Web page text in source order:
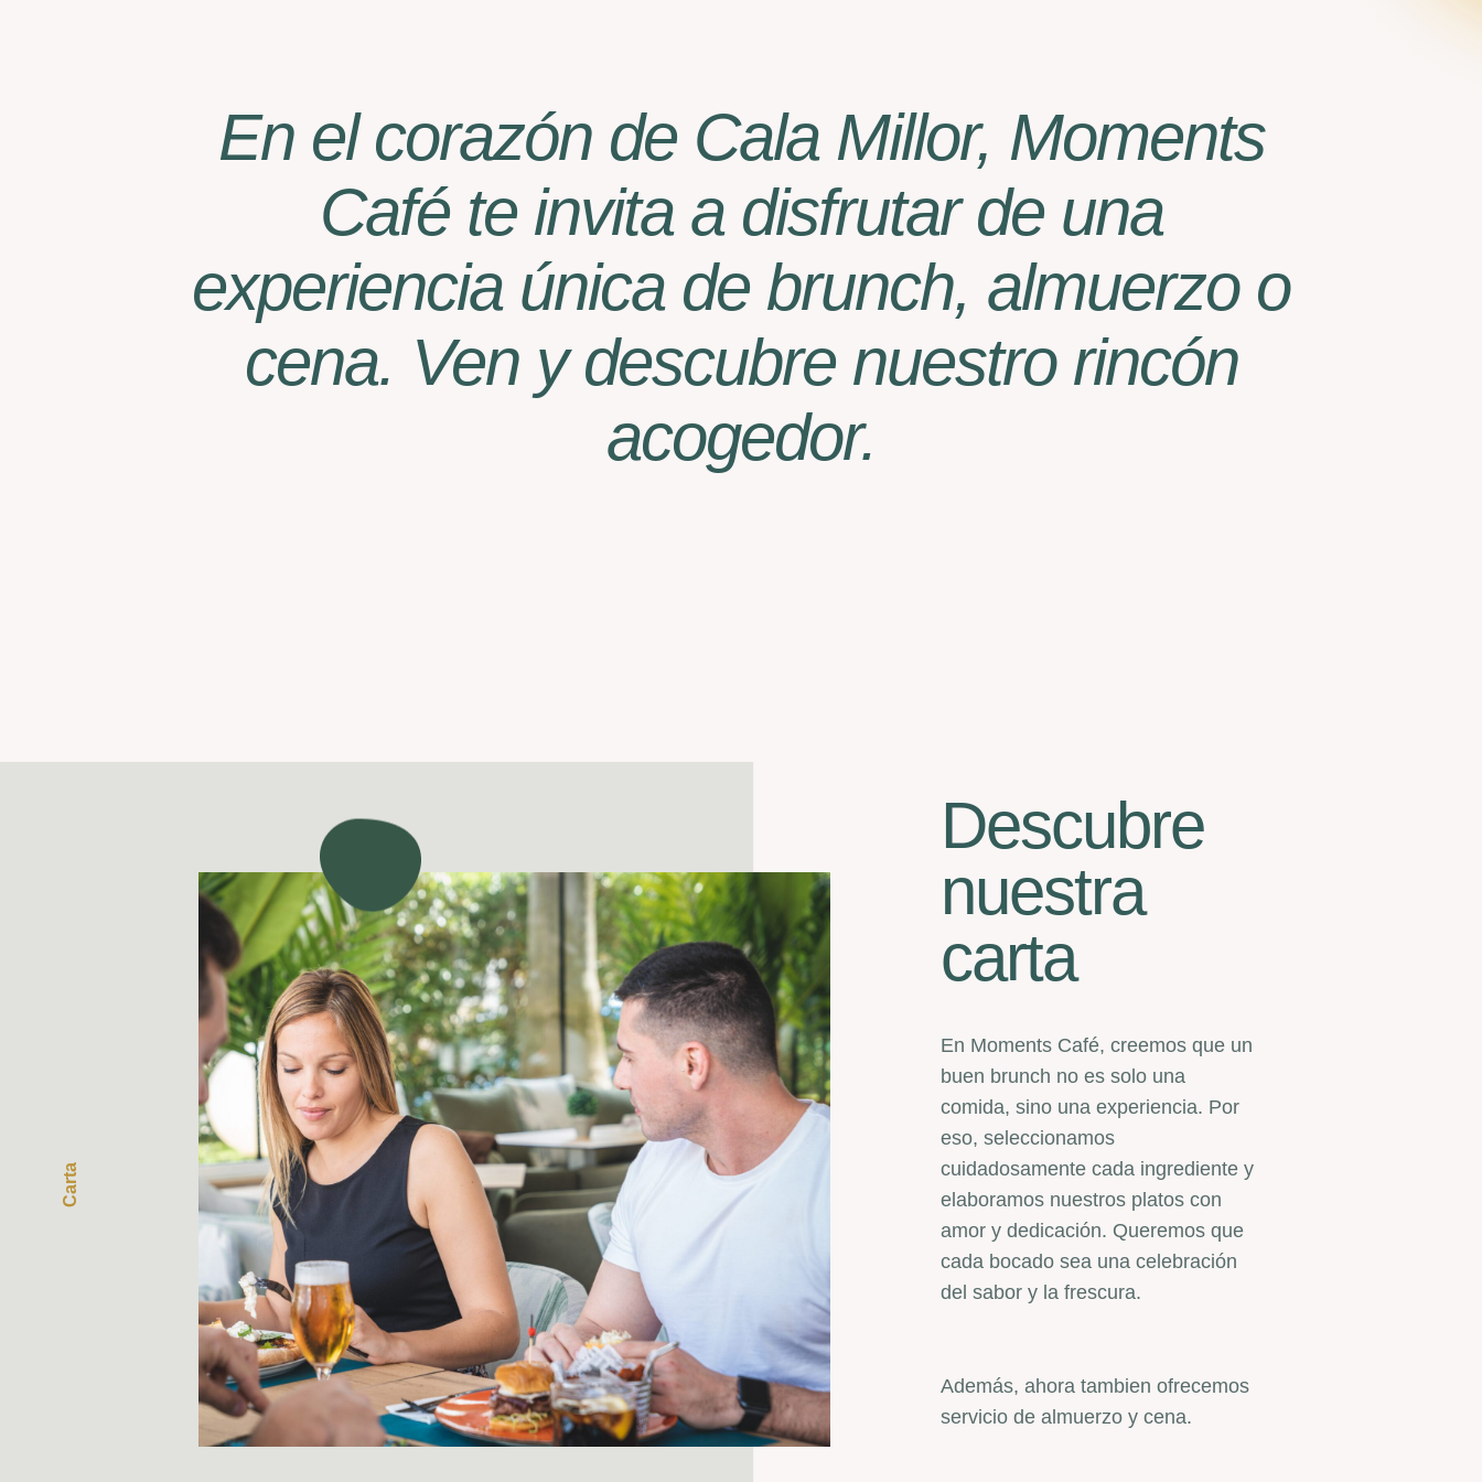
En el corazón de Cala Millor, Moments
Café te invita a disfrutar de una
experiencia única de brunch, almuerzo o
cena. Ven y descubre nuestro rincón
acogedor.
Carta
Descubre
nuestra
carta
En Moments Café, creemos que un
buen brunch no es solo una
comida, sino una experiencia. Por
eso, seleccionamos
cuidadosamente cada ingrediente y
elaboramos nuestros platos con
amor y dedicación. Queremos que
cada bocado sea una celebración
del sabor y la frescura.
Además, ahora tambien ofrecemos
servicio de almuerzo y cena.